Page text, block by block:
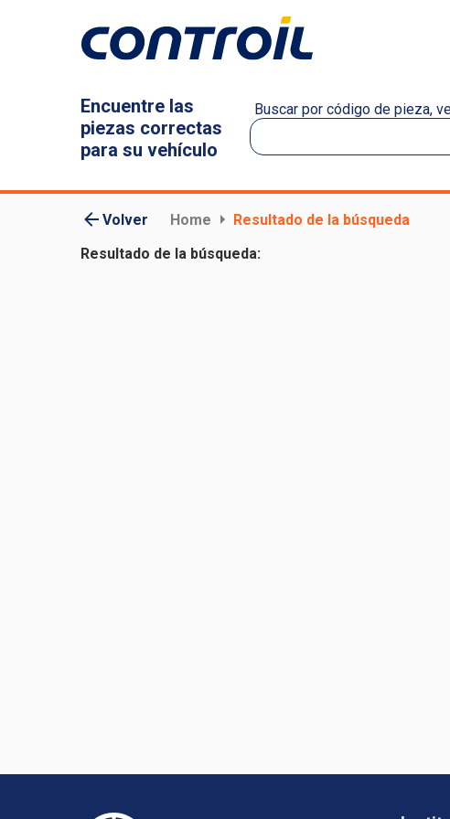
Encuentre las
piezas correctas
para su vehículo
Buscar por código de pieza,
Volver Home
Resultado de la búsqueda
Resultado de la búsqueda: